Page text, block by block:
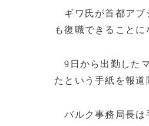
ギワ氏が首都アブ
も復職できることに
9日から出勤した
たという手紙を報道
バルク事務局長は